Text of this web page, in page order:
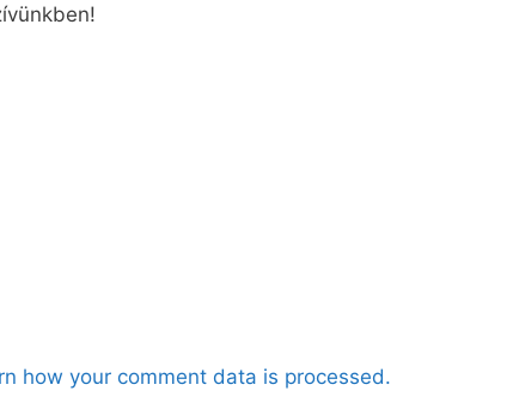
how your comment data is processed.